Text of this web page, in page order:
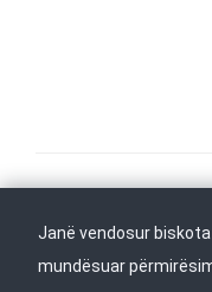
Kthehu në fillim
Janë vendosur
mundësuar